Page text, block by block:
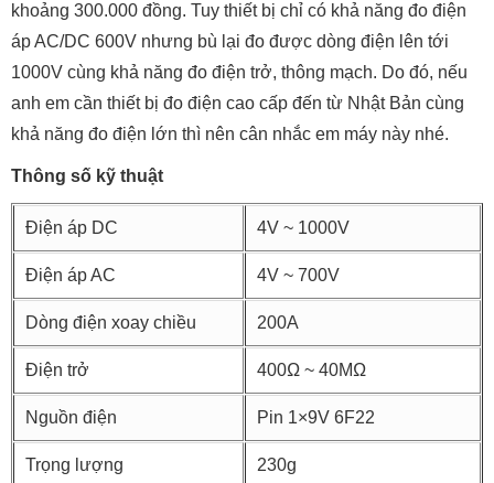
khoảng 300.000 đồng. Tuy thiết bị chỉ có khả năng đo điện
áp AC/DC 600V nhưng bù lại đo được dòng điện lên tới
1000V cùng khả năng đo điện trở, thông mạch. Do đó, nếu
anh em cần thiết bị đo điện cao cấp đến từ Nhật Bản cùng
khả năng đo điện lớn thì nên cân nhắc em máy này nhé.
Thông số kỹ thuật
Điện áp DC 4V ~ 1000V
Điện áp AC 4V ~ 700V
Dòng điện xoay chiều 200A
Điện trở 400Ω ~ 40MΩ
Nguồn điện Pin 1×9V 6F22
Trọng lượng 230g